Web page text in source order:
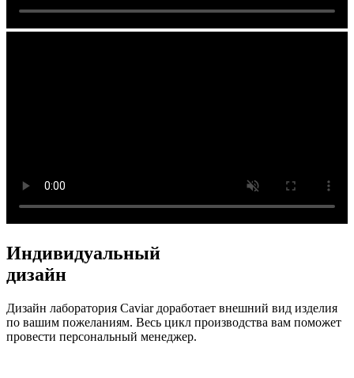
Индивидуальный
дизайн
Дизайн лаборатория Caviar доработает внешний вид изделия
по вашим пожеланиям. Весь цикл производства вам поможет
провести персональный менеджер.